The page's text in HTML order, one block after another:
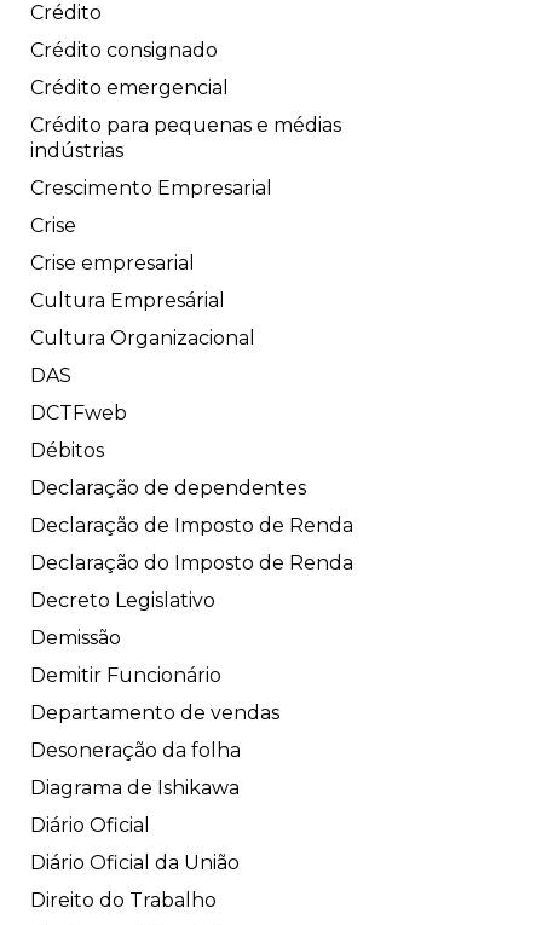
Crédito
Crédito consignado
Crédito emergencial
Crédito para pequenas e médias
indústrias
Crescimento Empresarial
Crise
Crise empresarial
Cultura Empresárial
Cultura Organizacional
DAS
DCTFweb
Débitos
Declaração de dependentes
Declaração de Imposto de Renda
Declaração do Imposto de Renda
Decreto Legislativo
Demissão
Demitir Funcionário
Departamento de vendas
Desoneração da folha
Diagrama de Ishikawa
Diário Oficial
Diário Oficial da União
Direito do Trabalho